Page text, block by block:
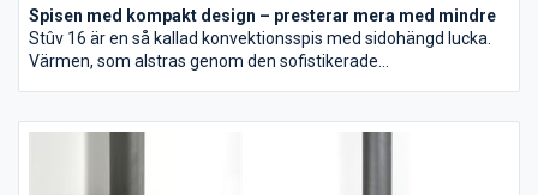
Spisen med kompakt design – presterar mera med mindre
Stûv 16 är en så kallad konvektionsspis med sidohängd lucka.
Värmen, som alstras genom den sofistikerade
dörröppning när man ska lägga in mer ved. Lucköppningen och